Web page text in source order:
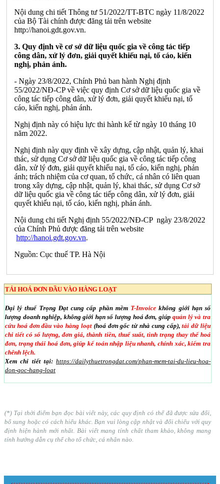
Nội dung chi tiết Thông tư 51/2022/TT-BTC ngày 11/8/2022
của Bộ Tài chính được đăng tải trên website
http://hanoi.gdt.gov.vn.
3. Quy định về cơ sở dữ liệu quốc gia về công tác tiếp
công dân, xử lý đơn, giải quyết khiếu nại, tố cáo, kiến
nghị, phản ánh.
- Ngày 23/8/2022, Chính Phủ ban hành Nghị định
55/2022/NĐ-CP về việc quy định Cơ sở dữ liệu quốc gia về
công tác tiếp công dân, xử lý đơn, giải quyết khiếu nại, tố
cáo, kiến nghị, phản ánh.
Nghị định này có hiệu lực thi hành kể từ ngày 10 tháng 10
năm 2022.
Nghị định này quy định về xây dựng, cập nhật, quản lý, khai
thác, sử dụng Cơ sở dữ liệu quốc gia về công tác tiếp công
dân, xử lý đơn, giải quyết khiếu nại, tố cáo, kiến nghị, phản
ánh; trách nhiệm của cơ quan, tổ chức, cá nhân có liên quan
trong xây dựng, cập nhật, quản lý, khai thác, sử dụng Cơ sở
dữ liệu quốc gia về công tác tiếp công dân, xử lý đơn, giải
quyết khiếu nại, tố cáo, kiến nghị, phản ánh.
Nội dung chi tiết Nghị định 55/2022/NĐ-CP ngày 23/8/2022
của Chính Phủ được đăng tải trên website
http://hanoi.gdt.gov.vn.
Nguồn: Cục thuế TP. Hà Nội
TẢI HOÁ ĐƠN ĐẦU VÀO HÀNG LOẠT
Đại lý thuế Trọng Đạt cung cấp phần mềm T-Invoice không giới hạn số
lượng doanh nghiệp, không giới hạn số lượng hoá đơn, giúpquản lý và tra
cứu hoá đơn đầu vào hàng loạt(hoá đơn gốc từ nhà cung cấp),tải dữ liệu
chi tiết có số lượng, đơn giá, thành tiền, thuế suất, tình trạng thay thế hoá
đơn, trạng thái hoá đơn, giúp kế toán nhập liệu nhanh, chính xác, kiểm tra
chênh lệch.
Xem chi tiết tại: https://dailythuetrongdat.com/phan-mem-tai-du-lieu-hoa-
don-goc-hang-loat
(*) Tại thời điểm bạn đọc bài viết này, các quy định có thể đã được sửa đổi,
bổ sung hoặc có cách hiểu khác. Bạn vui lòng cập nhật và đối chiếu với quy
định hiện hành mới nhất. Bài viết mang tính chất tham khảo, không mang
tính hướng dẫn cụ thể cho tổ chức, cá nhân nào.